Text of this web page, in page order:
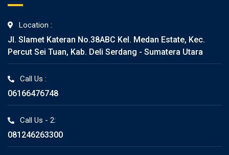
Location :
Jl. Slamet Kateran No.38ABC Kel. Medan Estate, Kec.
Percut Sei Tuan, Kab. Deli Serdang - Sumatera Utara
Call Us :
06166476748
Call Us - 2:
081246263300